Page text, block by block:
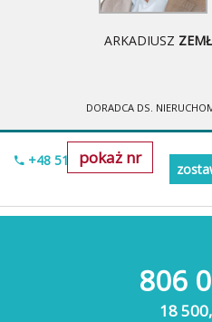
ARKADIUSZ
DORADCA DS.
pokaż nr
+48 518-706-552
806
18